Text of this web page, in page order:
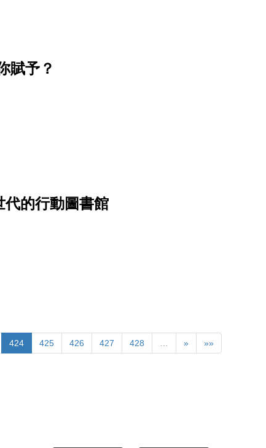
賦予？
的行動圖書館
424 425 426 427 428 … » »»